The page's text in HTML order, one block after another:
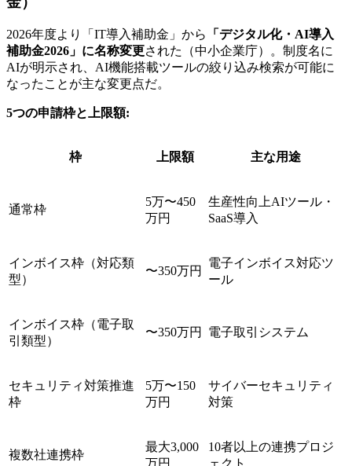
2026年度より「IT導入補助金」から
「デジタル化・AI導入
補助金2026」に名称変更された（中小企業庁）。制度名に
AIが明示され、AI機能搭載ツールの絞り込み検索が可能に
なったことが主な変更点だ。
5つの申請枠と上限額:
枠 上限額 主な用途
通常枠
5万〜450
万円
生産性向上AIツール・
SaaS導入
インボイス枠（対応類
型）
〜350万円
電子インボイス対応ツ
ール
インボイス枠（電子取
引類型）
〜350万円 電子取引システム
セキュリティ対策推進
枠
5万〜150
万円
サイバーセキュリティ
対策
複数社連携枠
最大3,000
10者以上の連携プロジ